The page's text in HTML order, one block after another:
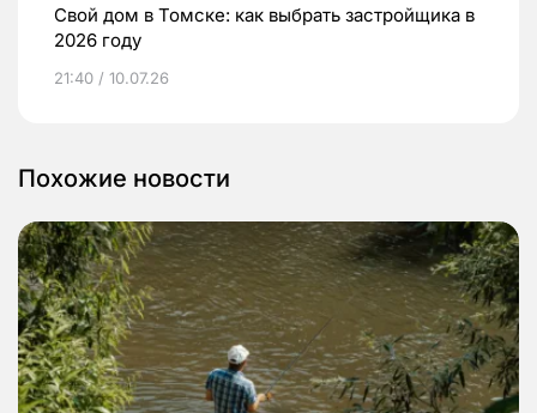
Свой дом в Томске: как выбрать застройщика в
2026 году
21:40 / 10.07.26
Похожие новости